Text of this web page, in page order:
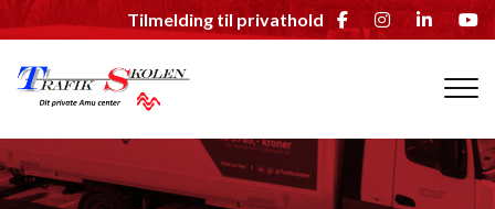
Gå
til
hovedindhold
Tilmelding til privathold